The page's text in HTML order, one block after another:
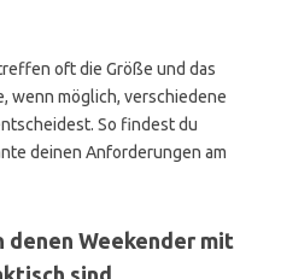
oft die Größe und das
wenn möglich, verschiedene
So findest du
deinen Anforderungen am
Weekender mit
sind